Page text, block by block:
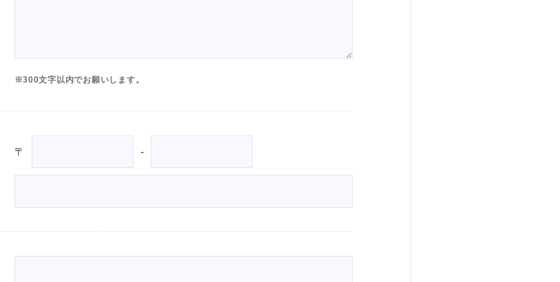
※300文字以内でお願いします。
〒 -